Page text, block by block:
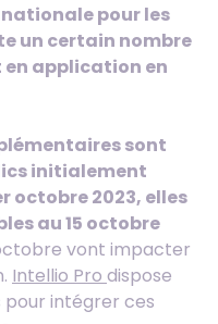
pour les
un certain nombre
application en
sont
initialement
octobre 2023, elles
au 15 octobre
vont impacter
Intellio Pro dispose
pour intégrer ces